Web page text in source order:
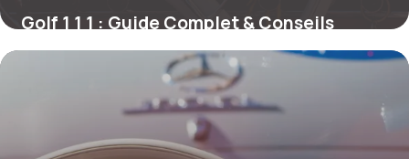
Golf 1 1 1 : Guide Complet & Conseils
21 mai 2026